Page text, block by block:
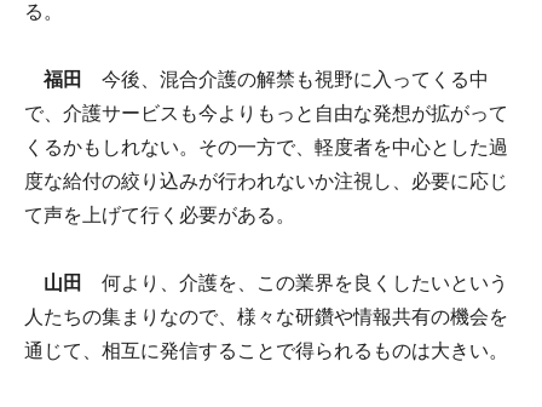
る。
福田
今後、混合介護の解禁も視野に入ってくる中
で、介護サービスも今よりもっと自由な発想が拡がって
くるかもしれない。その一方で、軽度者を中心とした過
度な給付の絞り込みが行われないか注視し、必要に応じ
て声を上げて行く必要がある。
山田
何より、介護を、この業界を良くしたいという
人たちの集まりなので、様々な研鑽や情報共有の機会を
通じて、相互に発信することで得られるものは大きい。